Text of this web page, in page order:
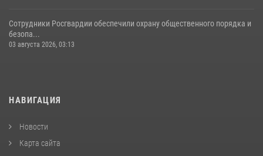
Сотрудники Росгвардии обеспечили охрану общественного порядка и
безопа...
03 августа 2026, 03:13
НАВИГАЦИЯ
Новости
Карта сайта